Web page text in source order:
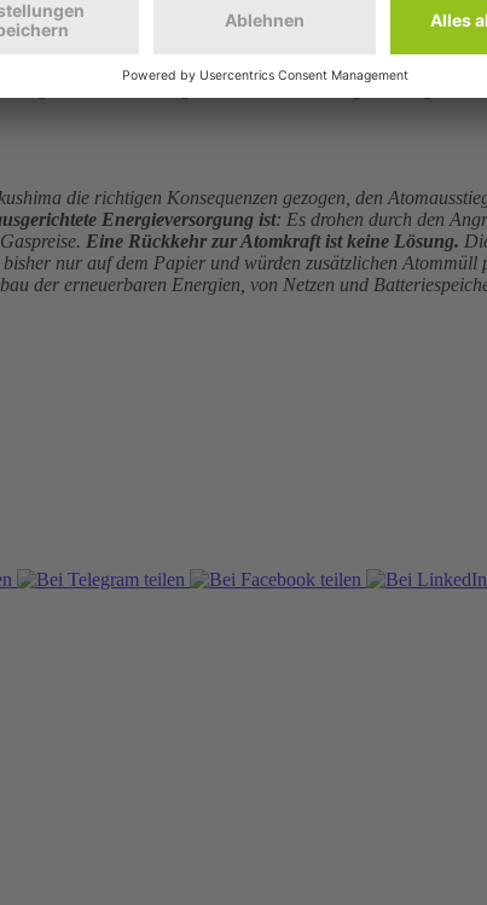
© arnaud /
von Tschernobyl zum vierzigsten Mal. Gleichzeitig
des Reaktorunglücks. Bis heute sind ganze
die richtigen Konsequenzen gezogen, den
Energieversorgung ist: Es drohen durch den
Eine Rückkehr zur Atomkraft ist keine Lösung.
nur auf dem Papier und würden zusätzlichen
der erneuerbaren Energien, von Netzen und